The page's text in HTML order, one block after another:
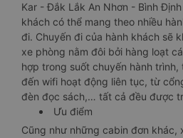
Kar - Đắk Lắk An Nhơn - Bình
khách có thể mang theo nhiều
đi. Chuyến đi của hành khách sẽ
xe phòng nằm đôi bởi hàng loạt
hợp trong suốt chuyến hành
đến wifi hoạt động liên tục, từ
đèn đọc sách,… tất cả đều được
Ưu điểm
Cũng như những cabin đơn khác,